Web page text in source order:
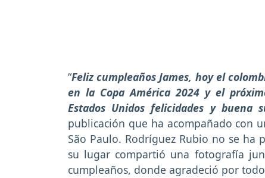
“Feliz cumpleaños James, hoy el
en la Copa América 2024 y el
Estados Unidos felicidades y buena
publicación que ha acompañado con
São Paulo. Rodríguez Rubio no se ha
su lugar compartió una fotografía
cumpleaños, donde agradeció por